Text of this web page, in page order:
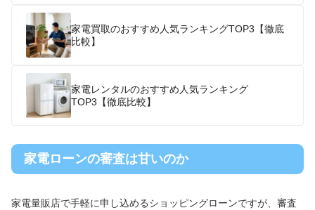
家電買取のおすすめ人気ランキングTOP3【徹底
比較】
家電レンタルのおすすめ人気ランキング
TOP3【徹底比較】
家電ローンの審査は甘いのか
家電量販店で手軽に申し込めるショッピングローンですが、審査